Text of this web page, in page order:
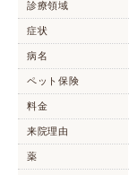
診療領域
症状
病名
ペット保険
料金
来院理由
薬